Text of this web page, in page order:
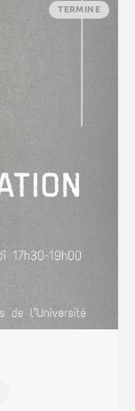
TERMINE